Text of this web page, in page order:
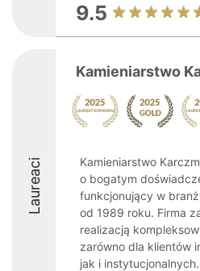
9.5
Laureaci
Kamieniarstwo
Kamieniarstwo
o bogatym
funkcjonujący w
od 1989 roku. Firma
realizacją
zarówno dla klientów
jak i